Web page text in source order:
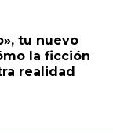
tu nuevo
la ficción
realidad